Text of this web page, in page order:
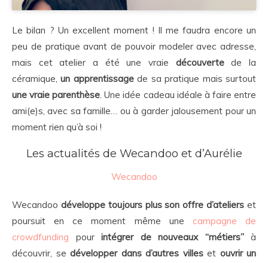
Le bilan ? Un excellent moment ! Il me faudra encore un
peu de pratique avant de pouvoir modeler avec adresse,
mais cet atelier a été une vraie découvertede la
céramique, un apprentissagede sa pratique mais surtout
une vraie parenthèse. Une idée cadeau idéale à faire entre
ami(e)s, avec sa famille… ou à garder jalousement pour un
moment rien qu’à soi !
Les actualités de Wecandoo et d’Aurélie
Wecandoo
Wecandoo développe toujours plus son offre d’ateliers et
poursuit en ce moment même une campagne de
crowdfunding pour intégrer de nouveaux “métiers”à
découvrir, se développer dans d’autres villeset ouvrir un